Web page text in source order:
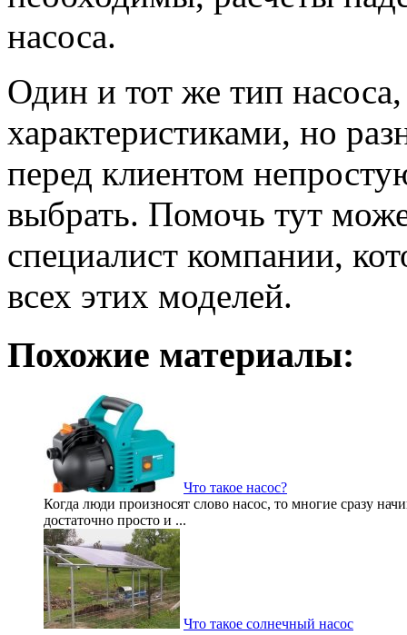
насоса.
Один и тот же тип
характеристиками, но
перед клиентом
выбрать. Помочь тут
специалист компании,
всех этих моделей.
Похожие материалы:
Что такое насос?
Когда люди произносят слово насос, то многие сразу
достаточно просто и ...
Что такое солнечный насос